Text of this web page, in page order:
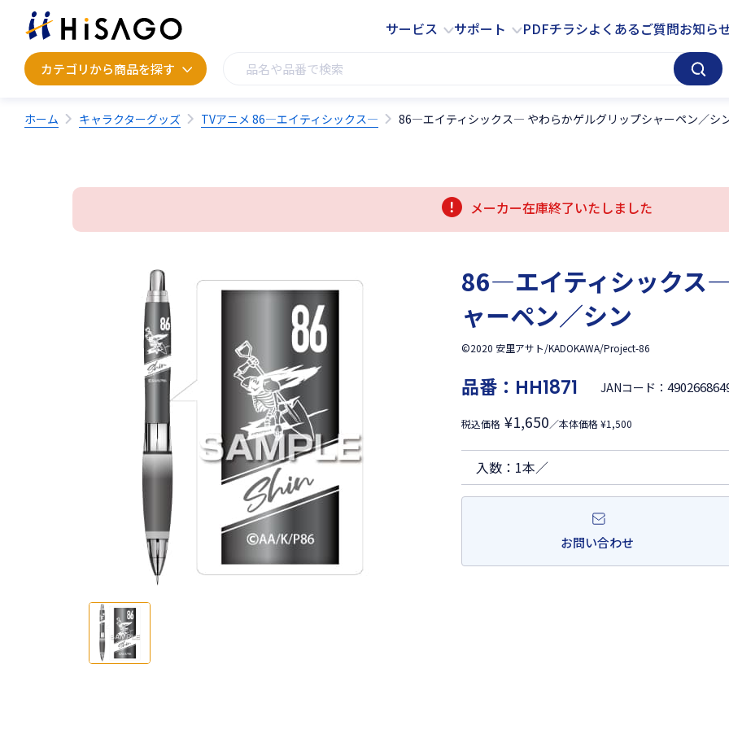
サービス サポート PDFチラシよくあるご質問お知ら
カテゴリから商品を探す
カテゴリから商品を探す サービス サポート
ホーム キャラクターグッズ TVアニメ 86―エイティシックス― 86―エイティシックス― やわらかゲルグリップシャーペン／シ
メーカー在庫終了いたしました
86―エイティシックス
ャーペン／シン
©2020 安里アサト/KADOKAWA/Project-86
品番： HH1871 JANコード：
税込価格 ¥1,650／本体価格 ¥1,500
入数：1本／
お問い合わせ